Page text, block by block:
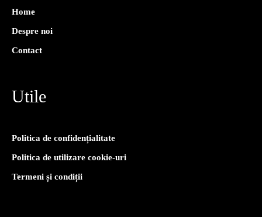
Home
Despre noi
Contact
Utile
Politica de confidențialitate
Politica de utilizare cookie-uri
Termeni și condiții